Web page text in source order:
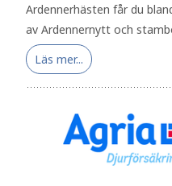
Ardennerhästen får du
av Ardennernytt och
Läs mer...